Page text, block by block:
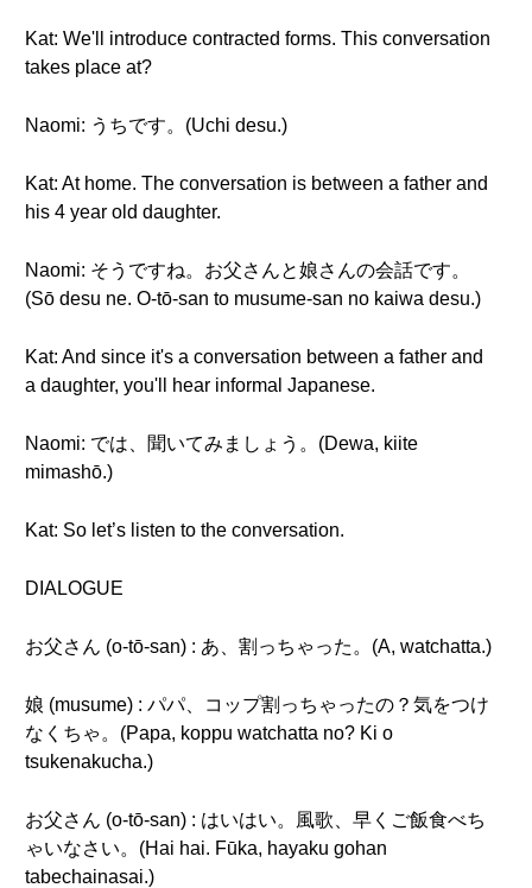
Kat: We'll introduce contracted forms. This conversation
takes place at?
Naomi: うちです。(Uchi desu.)
Kat: At home. The conversation is between a father and
his 4 year old daughter.
Naomi: そうですね。お父さんと娘さんの会話です。
(Sō desu ne. O-tō-san to musume-san no kaiwa desu.)
Kat: And since it's a conversation between a father and
a daughter, you'll hear informal Japanese.
Naomi: では、聞いてみましょう。(Dewa, kiite
mimashō.)
Kat: So let’s listen to the conversation.
DIALOGUE
お父さん (o-tō-san) : あ、割っちゃった。(A, watchatta.)
娘 (musume) : パパ、コップ割っちゃったの？気をつけ
なくちゃ。(Papa, koppu watchatta no? Ki o
tsukenakucha.)
お父さん (o-tō-san) : はいはい。風歌、早くご飯食べち
ゃいなさい。(Hai hai. Fūka, hayaku gohan
tabechainasai.)